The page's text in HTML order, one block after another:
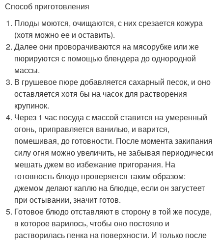
Способ приготовления
Плоды моются, очищаются, с них срезается кожура
(хотя можно ее и оставить).
Далее они проворачиваются на мясорубке или же
пюрируются с помощью блендера до однородной
массы.
В грушевое пюре добавляется сахарный песок, и оно
оставляется хотя бы на часок для растворения
крупинок.
Через 1 час посуда с массой ставится на умеренный
огонь, приправляется ванилью, и варится,
помешивая, до готовности. После момента закипания
силу огня можно увеличить, не забывая периодически
мешать джем во избежание пригорания. На
готовность блюдо проверяется таким образом:
джемом делают каплю на блюдце, если он загустеет
при остывании, значит готов.
Готовое блюдо отставляют в сторону в той же посуде,
в которое варилось, чтобы оно постояло и
растворилась пенка на поверхности. И только после